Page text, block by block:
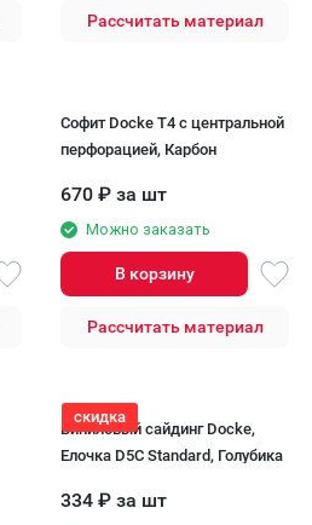
Рассчитать материал
Софит Docke T4 с центральной
перфорацией, Карбон
670 ₽ за шт
Можно заказать
В корзину
Рассчитать материал
скидка
Виниловый сайдинг Docke,
Елочка D5C Standard, Голубика
334 ₽ за шт